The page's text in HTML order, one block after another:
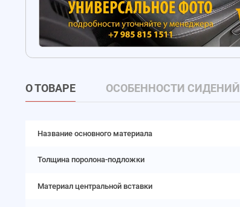
О ТОВАРЕ ОСОБЕННОСТИ СИДЕНИЙ
Название основного материала
Толщина поролона-подложки
Материал центральной вставки